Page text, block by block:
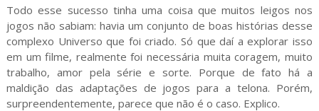
Todo esse sucesso tinha uma coisa que muitos leigos nos
jogos não sabiam: havia um conjunto de boas histórias desse
complexo Universo que foi criado. Só que daí a explorar isso
em um filme, realmente foi necessária muita coragem, muito
trabalho, amor pela série e sorte. Porque de fato há a
maldição das adaptações de jogos para a telona. Porém,
surpreendentemente, parece que não é o caso. Explico.